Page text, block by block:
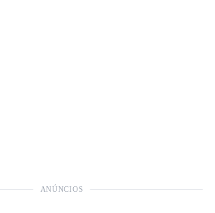
ANÚNCIOS